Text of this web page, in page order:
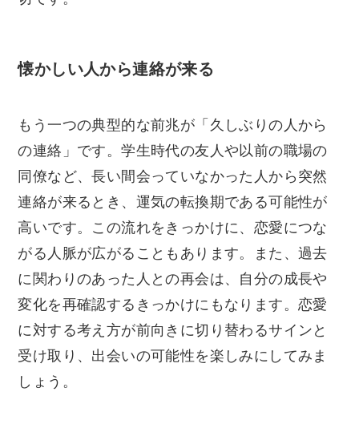
懐かしい人から連絡が来る
もう一つの典型的な前兆が「久しぶりの人から
の連絡」です。学生時代の友人や以前の職場の
同僚など、長い間会っていなかった人から突然
連絡が来るとき、運気の転換期である可能性が
高いです。この流れをきっかけに、恋愛につな
がる人脈が広がることもあります。また、過去
に関わりのあった人との再会は、自分の成長や
変化を再確認するきっかけにもなります。恋愛
に対する考え方が前向きに切り替わるサインと
受け取り、出会いの可能性を楽しみにしてみま
しょう。